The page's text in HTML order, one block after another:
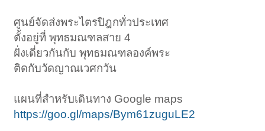
ศูนย์จัดส่งพระไตรปิฎกทั่วประเทศ
ตั้งอยู่ที่ พุทธมณฑลสาย 4
ฝั่งเดี่ยวกันกับ พุทธมณฑลองค์พระ
ติดกับวัดญาณเวศกวัน
แผนที่สำหรับเดินทาง Google maps
https://goo.gl/maps/Bym61zuguLE2